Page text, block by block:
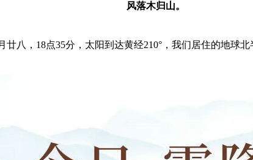
风落木归山。
廿八，18点35分，太阳到达黄经210°，我们居住的地球